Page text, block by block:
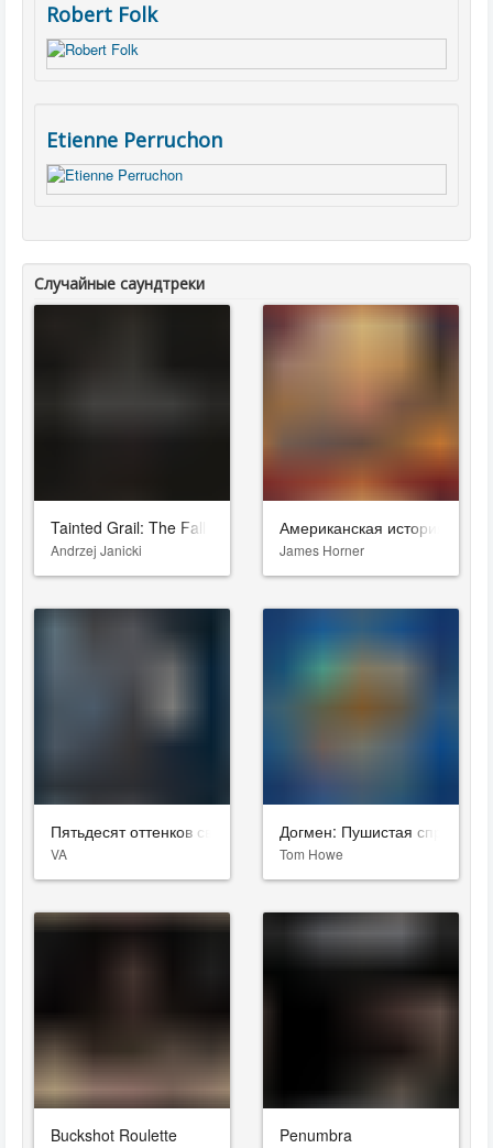
Robert Folk
Etienne Perruchon
Случайные саундтреки
Tainted Grail: The Fall of Avalon
Andrzej Janicki
Американская история
James Horner
Пятьдесят оттенков свободы
VA
Догмен: Пушистая
Tom Howe
Buckshot Roulette Penumbra